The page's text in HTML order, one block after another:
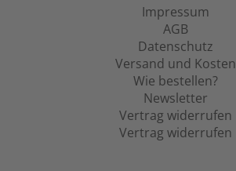
Impressum
AGB
Datenschutz
Versand und Kosten
Wie bestellen?
Newsletter
Vertrag widerrufen
Vertrag widerrufen